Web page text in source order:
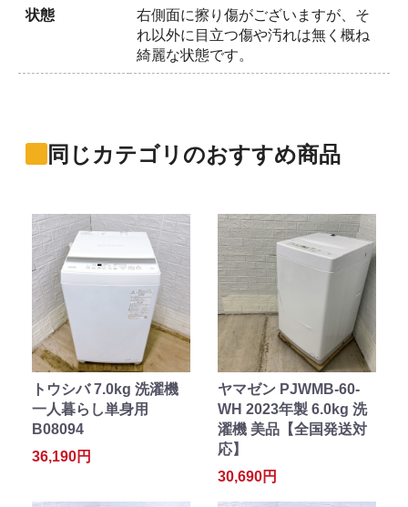
状態
右側面に擦り傷がございますが、そ
れ以外に目立つ傷や汚れは無く概ね
綺麗な状態です。
同じカテゴリのおすすめ商品
トウシバ 7.0kg 洗濯機
一人暮らし単身用
B08094
36,190円
ヤマゼン PJWMB-60-
WH 2023年製 6.0kg 洗
濯機 美品【全国発送対
応】
30,690円